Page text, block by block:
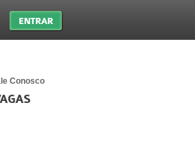
Conosco